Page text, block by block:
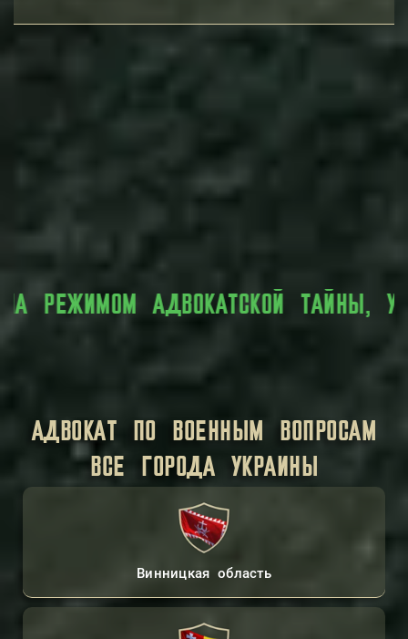
ЗАКОНОМ.ВСЯ
АДВОКАТ ПО ВОЕННЫМ ВОПРОСАМ
ВСЕ ГОРОДА УКРАИНЫ
Винницкая область